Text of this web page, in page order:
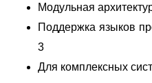
Модульная
Поддержка языков
3
Для комплексных